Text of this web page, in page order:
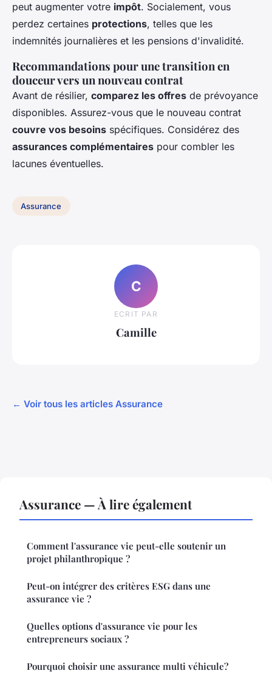
peut augmenter votre impôt. Socialement, vous
perdez certaines protections, telles que les
indemnités journalières et les pensions d'invalidité.
Recommandations pour une transition en
douceur vers un nouveau contrat
Avant de résilier, comparez les offres de prévoyance
disponibles. Assurez-vous que le nouveau contrat
couvre vos besoins spécifiques. Considérez des
assurances complémentaires pour combler les
lacunes éventuelles.
Assurance
C
ECRIT PAR
Camille
← Voir tous les articles Assurance
Assurance — À lire également
Comment l'assurance vie peut-elle soutenir un
projet philanthropique ?
Peut-on intégrer des critères ESG dans une
assurance vie ?
Quelles options d'assurance vie pour les
entrepreneurs sociaux ?
Pourquoi choisir une assurance multi véhicule?